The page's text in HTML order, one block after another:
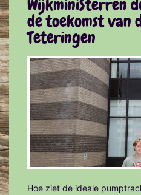
WijkminiSterren
de toekomst van
Teteringen
Hoe ziet de ideale